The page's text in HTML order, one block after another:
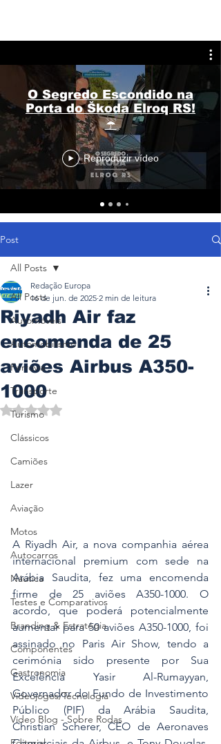
O Segredo Escondido na
Porta do Škoda Elroq RS!
☔
Reproduzir vídeo
Post
All Posts
Automóveis
Automobilismo
Ferrovia
Transporte
Turismo
Clássicos
Camiões
Lazer
Aviação
Motos
Autocarros
Náutica
Testes e Comparativos
Branding & Estratégia
Componentes
Gastronomia
Videojogos/Tecnologia
Vídeo Blog - Sobre Rodas
All Posts
Riyadh Air faz
encomenda de 25
aviões Airbus A350-
1000
Redação Europa
16 de jun. de 2025 2 min de leitura
Avaliado com NaN de 5 estrelas.
A Riyadh Air, a nova companhia aérea
internacional premium com sede na
Arábia Saudita, fez uma encomenda
firme de 25 aviões A350-1000. O
acordo, que poderá potencialmente
aumentar para 50 aviões A350-1000, foi
assinado no Paris Air Show, tendo a
cerimónia sido presente por Sua
Excelência Yasir Al-Rumayyan,
Governador do Fundo de Investimento
Público (PIF) da Arábia Saudita,
Christian Scherer, CEO de Aeronaves